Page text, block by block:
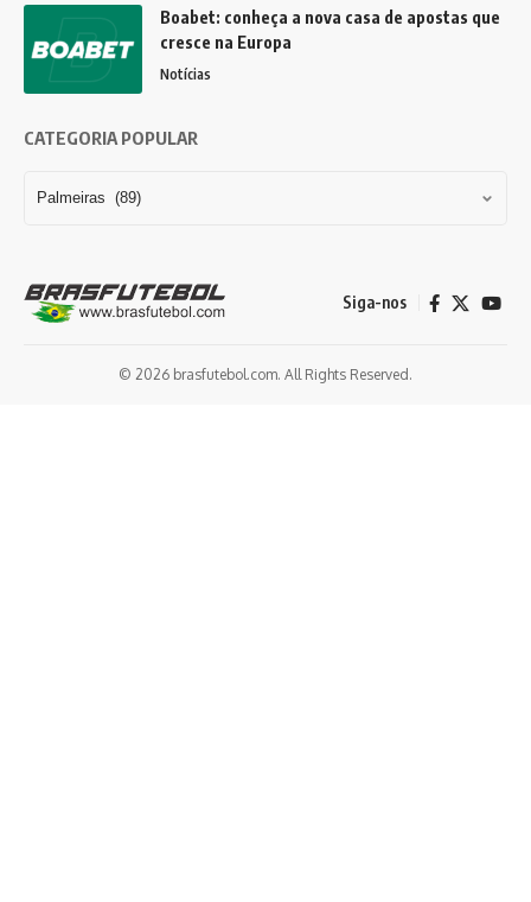
Boabet: conheça a nova casa de apostas que
cresce na Europa
Notícias
CATEGORIA POPULAR
Siga-nos
© 2026 brasfutebol.com. All Rights Reserved.